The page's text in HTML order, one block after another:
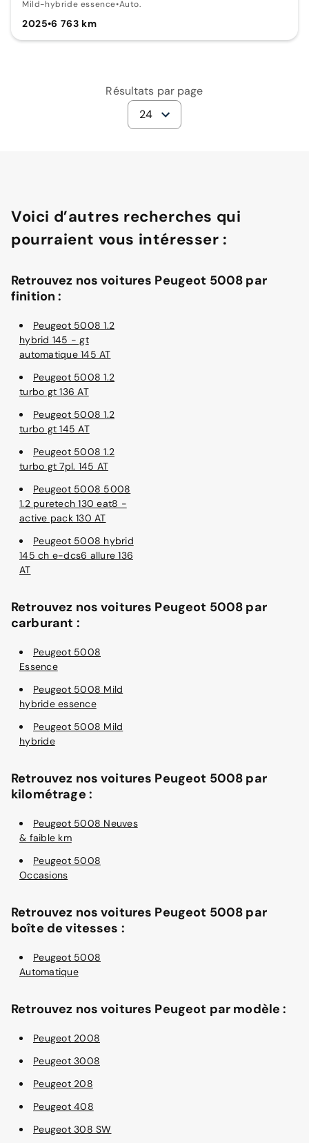
Mild-hybride essence•Auto.
2025•6 763 km
Résultats par page
24
Voici d’autres recherches qui
pourraient vous intéresser :
Retrouvez nos voitures Peugeot 5008 par
finition :
Peugeot 5008 1.2
hybrid 145 - gt
automatique 145 AT
Peugeot 5008 1.2
turbo gt 136 AT
Peugeot 5008 1.2
turbo gt 145 AT
Peugeot 5008 1.2
turbo gt 7pl. 145 AT
Peugeot 5008 5008
1.2 puretech 130 eat8 -
active pack 130 AT
Peugeot 5008 hybrid
145 ch e-dcs6 allure 136
AT
Retrouvez nos voitures Peugeot 5008 par
carburant :
Peugeot 5008
Essence
Peugeot 5008 Mild
hybride essence
Peugeot 5008 Mild
hybride
Retrouvez nos voitures Peugeot 5008 par
kilométrage :
Peugeot 5008 Neuves
& faible km
Peugeot 5008
Occasions
Retrouvez nos voitures Peugeot 5008 par
boîte de vitesses :
Peugeot 5008
Automatique
Retrouvez nos voitures Peugeot par modèle :
Peugeot 2008
Peugeot 3008
Peugeot 208
Peugeot 408
Peugeot 308 SW